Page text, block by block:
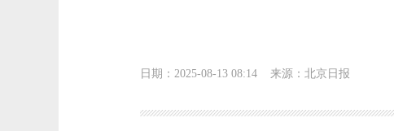
日期：2025-08-13 08:14 来源：北京日报